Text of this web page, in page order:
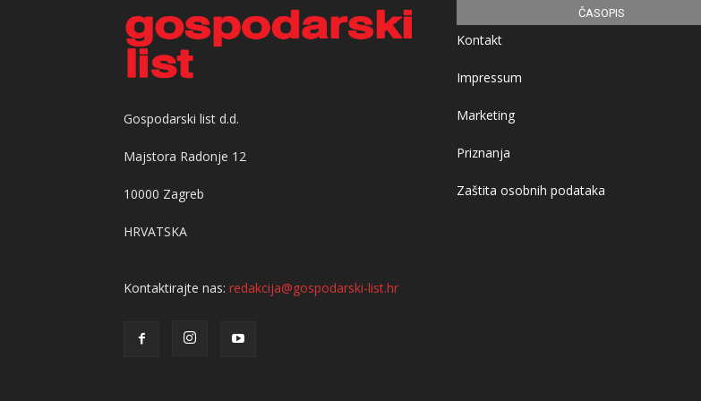
Gospodarski list d.d.
Majstora Radonje 12
10000 Zagreb
HRVATSKA
Kontaktirajte nas: redakcija@gospodarski-list.hr
ČASOPIS
Kontakt
Impressum
Marketing
Priznanja
Zaštita osobnih podataka